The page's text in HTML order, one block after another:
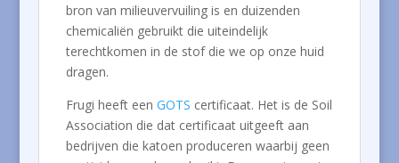
bron van milieuvervuiling is en duizenden
chemicaliën gebruikt die uiteindelijk
terechtkomen in de stof die we op onze huid
dragen.
Frugi heeft een GOTS certificaat. Het is de Soil
Association die dat certificaat uitgeeft aan
bedrijven die katoen produceren waarbij geen